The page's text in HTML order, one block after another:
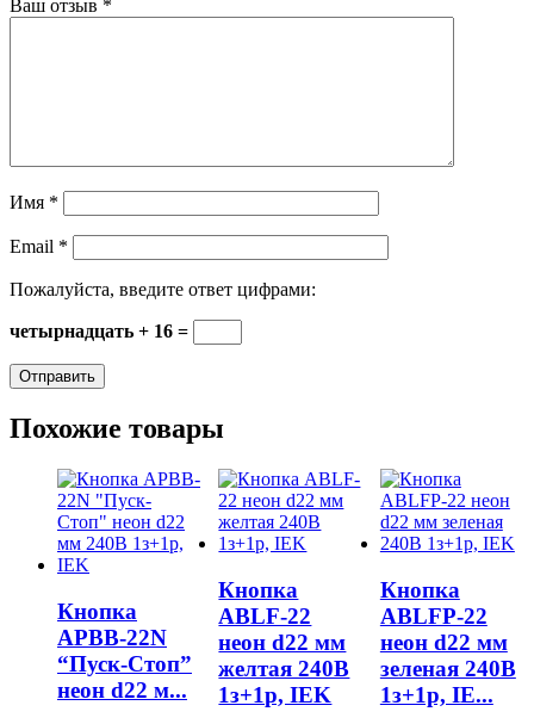
Ваш отзыв *
Имя *
Email *
Пожалуйста, введите ответ цифрами:
четырнадцать + 16 =
Похожие товары
Кнопка
APBB-22N
“Пуск-Стоп”
неон d22 м...
Кнопка
ABLF-22
неон d22 мм
желтая 240В
1з+1р, IEK
Кнопка
ABLFP-22
неон d22 мм
зеленая 240В
1з+1р, IE...